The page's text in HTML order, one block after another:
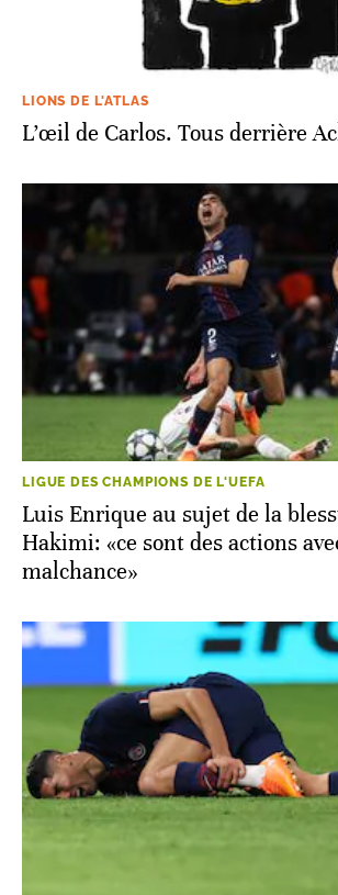
LIONS DE L'ATLAS
L’œil de Carlos. Tous derrière
LIGUE DES CHAMPIONS DE L'UEFA
Luis Enrique au sujet de la
Hakimi: «ce sont des actions
malchance»